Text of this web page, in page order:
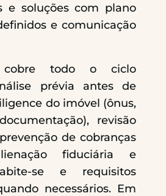
e soluções com plano
e comunicação
todo o ciclo
prévia antes de
do imóvel (ônus,
revisão
de cobranças
fiduciária e
se e requisitos
necessários. Em